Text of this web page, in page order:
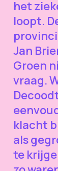
het
loopt.
Jan
Groen
vraag.
klacht
als
te